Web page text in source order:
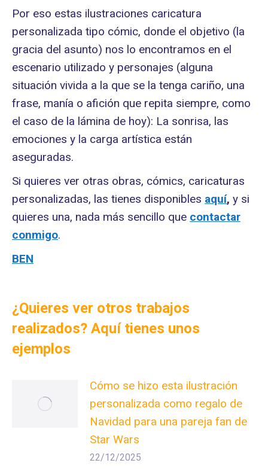
Por eso estas ilustraciones caricatura
personalizada tipo cómic, donde el objetivo (la
gracia del asunto) nos lo encontramos en el
escenario utilizado y personajes (alguna
situación vivida a la que se la tenga cariño, una
frase, manía o afición que repita siempre, como
el caso de la lámina de hoy): La sonrisa, las
emociones y la carga artística están
aseguradas.
Si quieres ver otras obras, cómics, caricaturas
personalizadas, las tienes disponibles aquí, y si
quieres una, nada más sencillo que contactar
conmigo.
BEN
¿Quieres ver otros trabajos
realizados? Aquí tienes unos
ejemplos
Cómo se hizo esta ilustración
personalizada como regalo de
Navidad para una pareja fan de
Star Wars
22/12/2025